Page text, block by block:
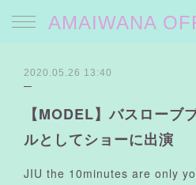
AMAIWANA
2020.05.26 13:40
【MODEL】バスローブ
ルとしてショーに出演
JIU the 10minutes are only